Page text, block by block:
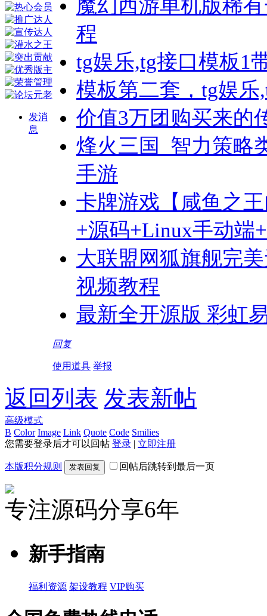
发消
息
魔幻西游单机版稀
程
tg娱乐,tg接口模板1
模板第二套，tg娱
价值3万团购买来的
烽火三国_智力策略
手游
卡牌游戏【咸鱼之
+源码+Linux手动端
大联盟网狐旗舰完
视频教程
最新全开源版 彩虹
回复
使用道具 举报
返回列表 发表新帖
高级模式
B Color Image Link Quote Code Smilies
您需要登录后才可以回帖 登录 | 立即注册
本版积分规则 发表回复 回帖后跳转到最后一页
专注源码分享6年
新手指南
福利资源 架设教程 VIP购买